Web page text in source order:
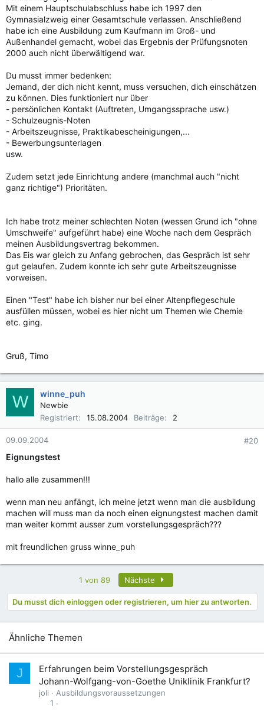
Mit einem Hauptschulabschluss habe ich 1997 den
Gymnasialzweig einer Gesamtschule verlassen. Anschließend
habe ich eine Ausbildung zum Kaufmann im Groß- und
Außenhandel gemacht, wobei das Ergebnis der Prüfungsnoten
2000 auch nicht überwältigend war.
Du musst immer bedenken:
Jemand, der dich nicht kennt, muss versuchen, dich einschätzen
zu können. Dies funktioniert nur über
- persönlichen Kontakt (Auftreten, Umgangssprache usw.)
- Schulzeugnis-Noten
- Arbeitszeugnisse, Praktikabescheinigungen,...
- Bewerbungsunterlagen
usw.
Zudem setzt jede Einrichtung andere (manchmal auch "nicht
ganz richtige") Prioritäten.
Ich habe trotz meiner schlechten Noten (wessen Grund ich "ohne
Umschweife" aufgeführt habe) eine Woche nach dem Gespräch
meinen Ausbildungsvertrag bekommen.
Das Eis war gleich zu Anfang gebrochen, das Gespräch ist sehr
gut gelaufen. Zudem konnte ich sehr gute Arbeitszeugnisse
vorweisen.
Einen "Test" habe ich bisher nur bei einer Altenpflegeschule
ausfüllen müssen, wobei es hier nicht um Themen wie Chemie
etc. ging.
Gruß, Timo
W winne_puh
Newbie
Registriert
15.08.2004 Beiträge 2
09.09.2004 #20
Eignungstest
hallo alle zusammen!!!
wenn man neu anfängt, ich meine jetzt wenn man die ausbildung
machen will muss man da noch einen eignungstest machen damit
man weiter kommt ausser zum vorstellungsgespräch???
mit freundlichen gruss winne_puh
1 von 89 Nächste
Du musst dich einloggen oder registrieren, um hier zu antworten.
Ähnliche Themen
J
Erfahrungen beim Vorstellungsgespräch
Johann-Wolfgang-von-Goethe Uniklinik Frankfurt?
joli
Ausbildungsvoraussetzungen
1